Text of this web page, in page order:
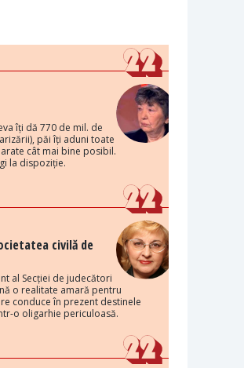
îți dă 770 de mil. de
păi îți aduni toate
cât mai bine posibil.
la dispoziție.
civilă de
al Secției de judecători
o realitate amară pentru
conduce în prezent destinele
o oligarhie periculoasă.